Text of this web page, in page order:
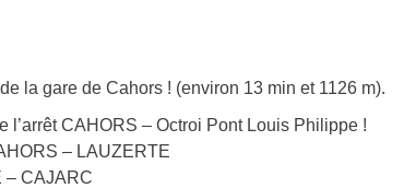
la gare de Cahors ! (environ 13 min et 1126 m).
l’arrêt CAHORS – Octroi Pont Louis Philippe !
– LAUZERTE
– CAJARC